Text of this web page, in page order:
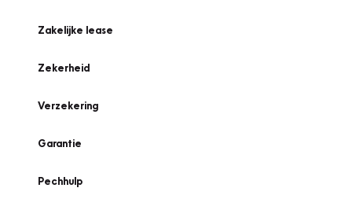
Zakelijke lease
Zekerheid
Verzekering
Garantie
Pechhulp